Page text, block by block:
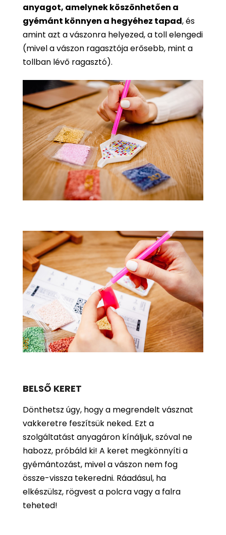
anyagot, amelynek köszönhetően a
gyémánt könnyen a hegyéhez tapad, és
amint azt a vászonra helyezed, a toll elengedi
(mivel a vászon ragasztója erősebb, mint a
tollban lévő ragasztó).
BELSŐ KERET
Dönthetsz úgy, hogy a megrendelt vásznat
vakkeretre feszítsük neked. Ezt a
szolgáltatást anyagáron kínáljuk, szóval ne
habozz, próbáld ki! A keret megkönnyíti a
gyémántozást, mivel a vászon nem fog
össze-vissza tekeredni. Ráadásul, ha
elkészülsz, rögvest a polcra vagy a falra
teheted!